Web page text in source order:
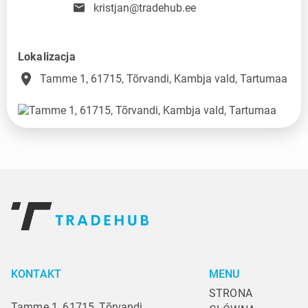
kristjan@tradehub.ee
Lokalizacja
place Tamme 1, 61715, Tõrvandi, Kambja vald, Tartumaa
KONTAKT
MENU
STRONA